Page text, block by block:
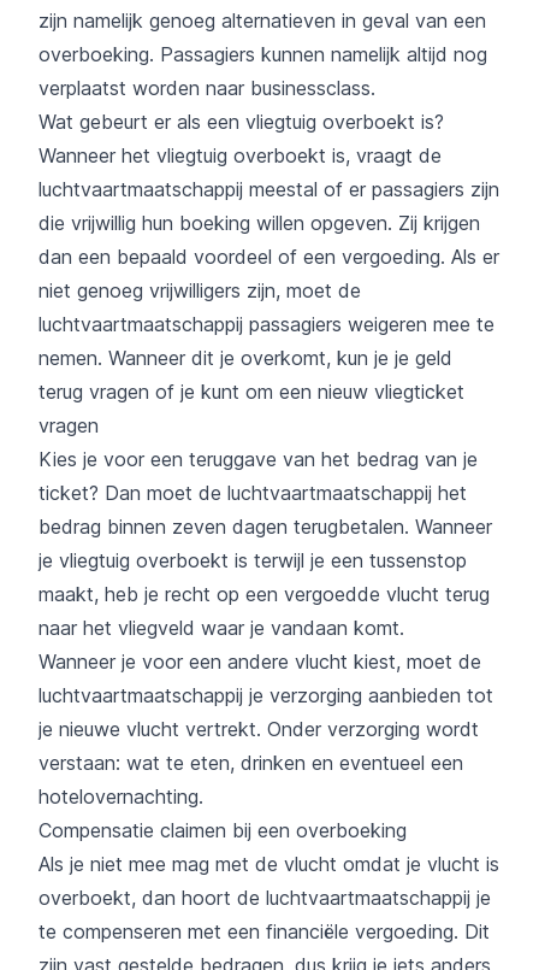
zijn namelijk genoeg alternatieven in geval van een
overboeking. Passagiers kunnen namelijk altijd nog
verplaatst worden naar businessclass.
Wat gebeurt er als een vliegtuig overboekt is?
Wanneer het vliegtuig overboekt is, vraagt de
luchtvaartmaatschappij meestal of er passagiers zijn
die vrijwillig hun boeking willen opgeven. Zij krijgen
dan een bepaald voordeel of een vergoeding. Als er
niet genoeg vrijwilligers zijn, moet de
luchtvaartmaatschappij passagiers weigeren mee te
nemen. Wanneer dit je overkomt, kun je je geld
terug vragen of je kunt om een nieuw vliegticket
vragen
Kies je voor een teruggave van het bedrag van je
ticket? Dan moet de luchtvaartmaatschappij het
bedrag binnen zeven dagen terugbetalen. Wanneer
je vliegtuig overboekt is terwijl je een tussenstop
maakt, heb je recht op een vergoedde vlucht terug
naar het vliegveld waar je vandaan komt.
Wanneer je voor een andere vlucht kiest, moet de
luchtvaartmaatschappij je verzorging aanbieden tot
je nieuwe vlucht vertrekt. Onder verzorging wordt
verstaan: wat te eten, drinken en eventueel een
hotelovernachting.
Compensatie claimen bij een overboeking
Als je niet mee mag met de vlucht omdat je vlucht is
overboekt, dan hoort de luchtvaartmaatschappij je
te compenseren met een financiële vergoeding. Dit
zijn vast gestelde bedragen, dus krijg je iets anders